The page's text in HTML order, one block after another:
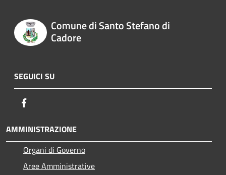
Comune di Santo Stefano di
Cadore
SEGUICI SU
AMMINISTRAZIONE
Organi di Governo
Aree Amministrative